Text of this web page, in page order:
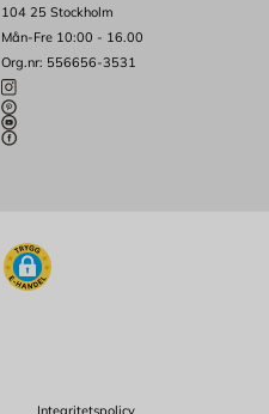
104 25 Stockholm
Mån-Fre 10:00 - 16.00
Org.nr: 556656-3531
Integritetspolicy